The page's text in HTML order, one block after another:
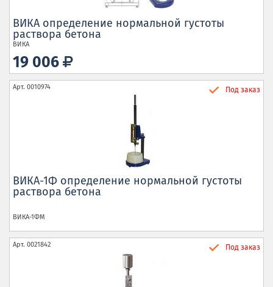
ВИКА определение нормальной густоты
раствора бетона
ВИКА
19 006
Арт. 0010974 Под заказ
ВИКА-1Ф определение нормальной густоты
раствора бетона
ВИКА-1ФМ
Арт. 0021842 Под заказ